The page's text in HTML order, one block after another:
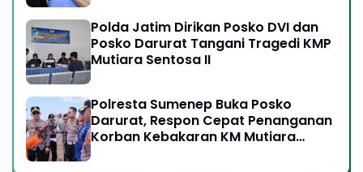
Polda Jatim Dirikan Posko DVI dan
Posko Darurat Tangani Tragedi KMP
Mutiara Sentosa II
Polresta Sumenep Buka Posko
Darurat, Respon Cepat Penanganan
Korban Kebakaran KM Mutiara